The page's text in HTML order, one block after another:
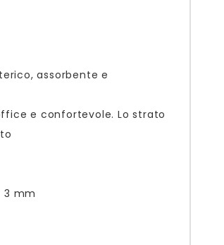
assorbente e
e confortevole. Lo strato
3 mm